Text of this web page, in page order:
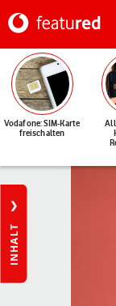
Vodafone: SIM-Karte
freischalten
INHALT